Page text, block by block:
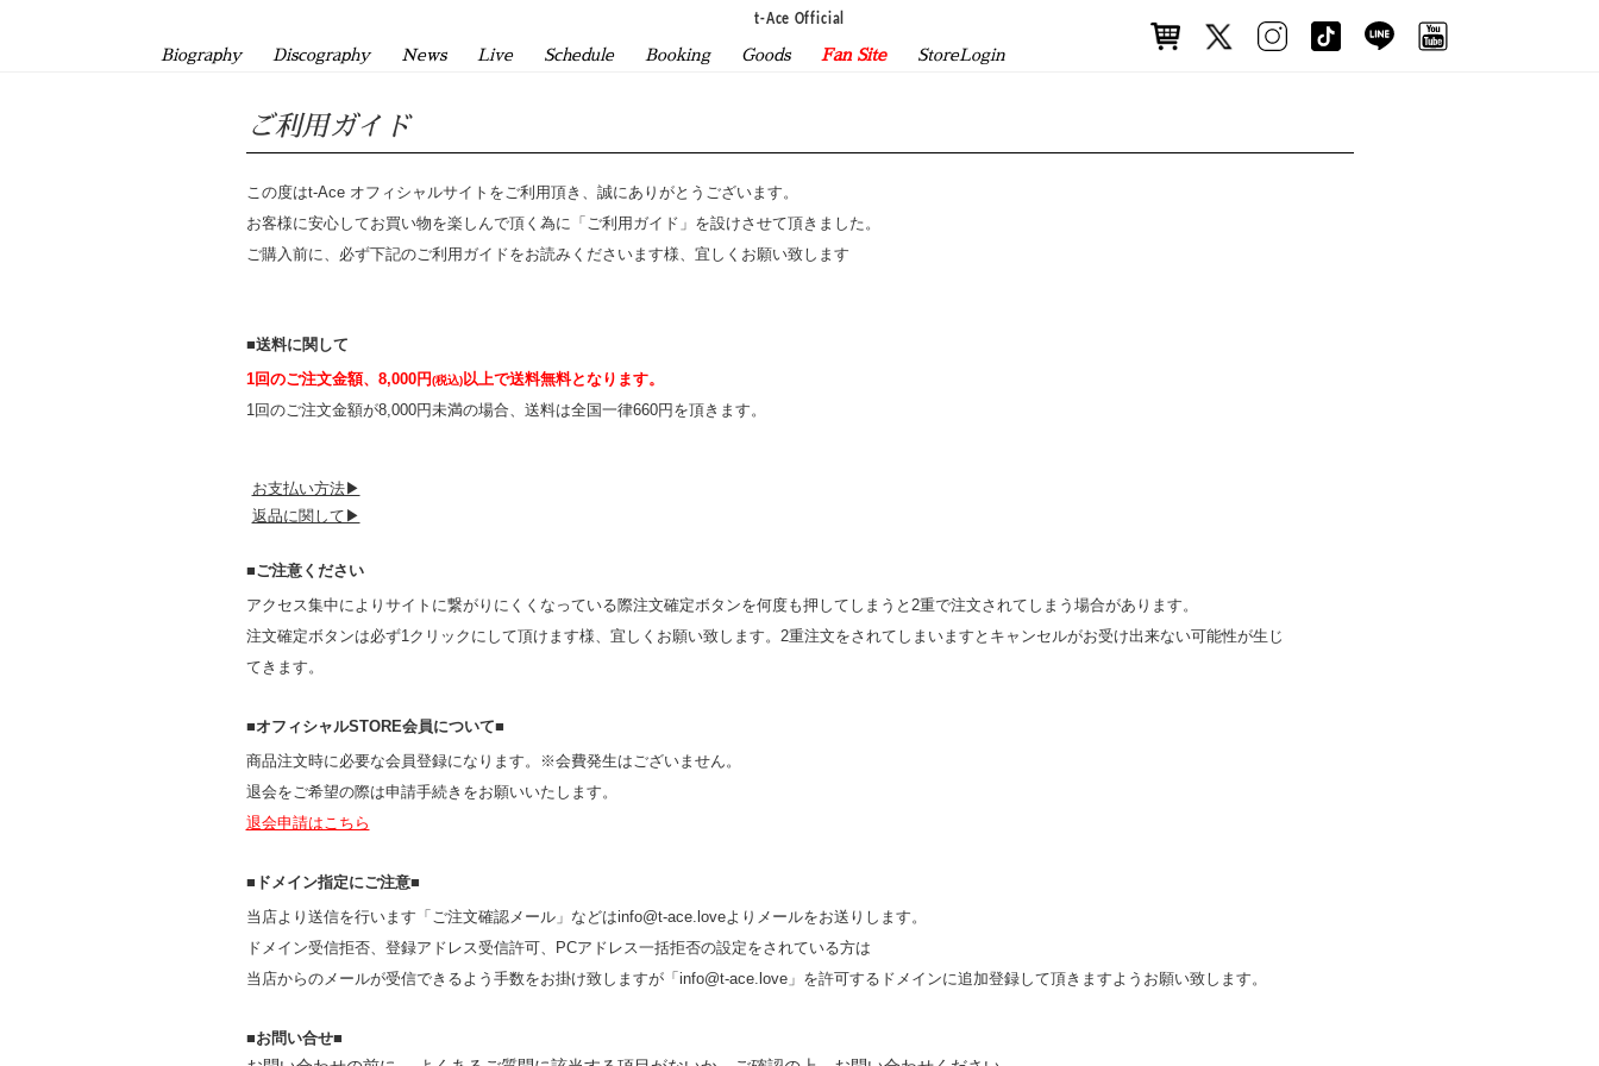
t-Ace Official
Biography Discography News Live Schedule Booking Goods Fan Site StoreLogin
ご利用ガイド
この度はt-Ace オフィシャルサイトをご利用頂き、誠にありがとうございます。
お客様に安心してお買い物を楽しんで頂く為に「ご利用ガイド」を設けさせて頂きました。
ご購入前に、必ず下記のご利用ガイドをお読みくださいます様、宜しくお願い致します
■送料に関して
1回のご注文金額、8,000円(税込)以上で送料無料となります。
1回のご注文金額が8,000円未満の場合、送料は全国一律660円を頂きます。
お支払い方法▶
返品に関して▶
■ご注意ください
アクセス集中によりサイトに繋がりにくくなっている際注文確定ボタンを何度も押してしまうと2重で注文されてしまう場合があります。
注文確定ボタンは必ず1クリックにして頂けます様、宜しくお願い致します。2重注文をされてしまいますとキャンセルがお受け出来ない可能性が生じ
てきます。
■オフィシャルSTORE会員について■
商品注文時に必要な会員登録になります。※会費発生はございません。
退会をご希望の際は申請手続きをお願いいたします。
退会申請はこちら
■ドメイン指定にご注意■
当店より送信を行います「ご注文確認メール」などはinfo@t-ace.loveよりメールをお送りします。
ドメイン受信拒否、登録アドレス受信許可、PCアドレス一括拒否の設定をされている方は
当店からのメールが受信できるよう手数をお掛け致しますが「info@t-ace.love」を許可するドメインに追加登録して頂きますようお願い致します。
■お問い合せ■